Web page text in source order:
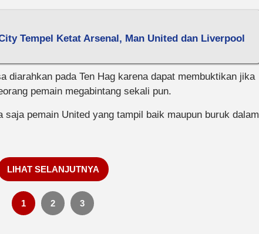
Tempel Ketat Arsenal, Man United dan Liverpool
diarahkan pada Ten Hag karena dapat membuktikan jika
pemain megabintang sekali pun.
pemain United yang tampil baik maupun buruk dalam
LIHAT SELANJUTNYA
1 2 3